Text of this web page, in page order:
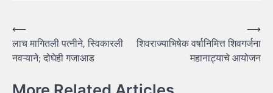
Post
navigation
⟵
लाच मागितली पत्नीने, स्विकारली
नवऱ्याने; दोघेही गजाआड
शिवराज्याभिषेक वर्षानिमित्त शिवगर्जना
महानाट्याचे आयोजन
⟶